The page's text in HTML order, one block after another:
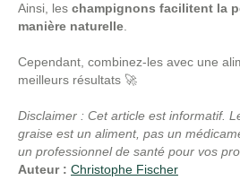
Ainsi, les champignons facilitent la
manière naturelle.
Cependant, combinez-les avec une
meilleurs résultats 🚀
Disclaimer : Cet article est informatif.
graise est un aliment, pas un
un professionnel de santé pour vos
Auteur : Christophe Fischer